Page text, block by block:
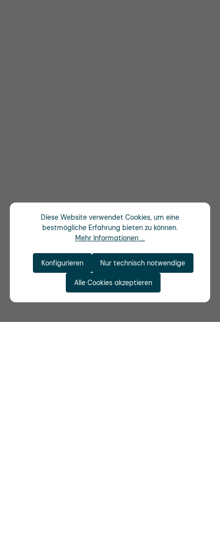
Diese Website verwendet Cookies, um eine
bestmögliche Erfahrung bieten zu können.
Mehr Informationen ...
Nur technisch notwendige
Konfigurieren
Alle Cookies akzeptieren